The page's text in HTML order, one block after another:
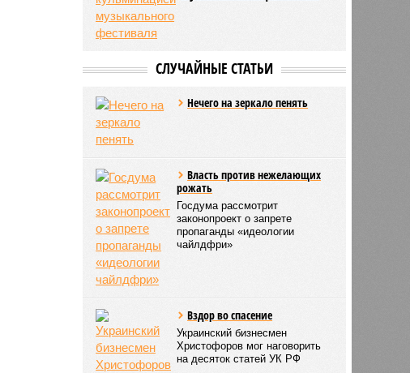
СЛУЧАЙНЫЕ СТАТЬИ
Нечего на зеркало пенять
Власть против нежелающих
рожать
Госдума рассмотрит
законопроект о запрете
пропаганды «идеологии
чайлдфри»
Вздор во спасение
Украинский бизнесмен
Христофоров мог наговорить
на десяток статей УК РФ